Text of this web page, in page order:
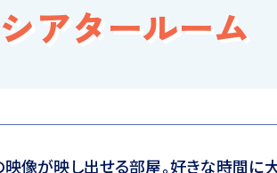
シアタールーム
像が映し出せる部屋。好きな時間に